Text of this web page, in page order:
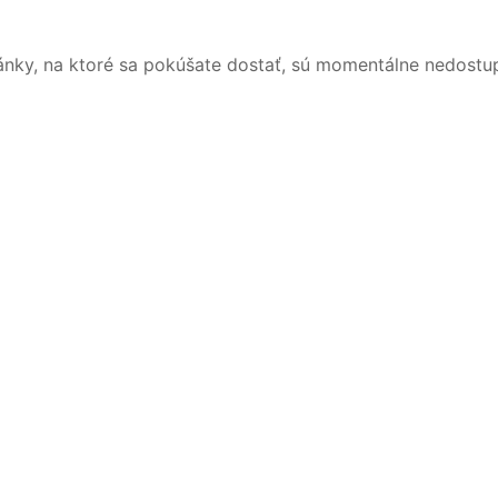
na ktoré sa pokúšate dostať, sú momentálne